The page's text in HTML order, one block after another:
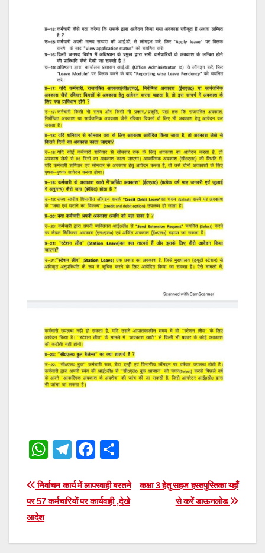
W
at
s
p
T
e
gr
m
F
c
e
o
ar
e
Post
navigation
कक्षा 3 हेतु सहज हस्तपुस्तिका यहाँ
से करें डाऊनलोड
निर्वाचन कार्य में लापरवाही बरतने
पर 57 कर्मचारियों पर कार्यवाही ,देखे
आदेश